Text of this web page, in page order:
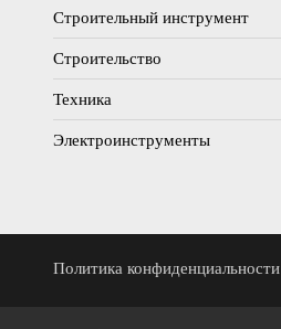
Строительный инструмент
Строительство
Техника
Электроинструменты
Политика конфиденциальности